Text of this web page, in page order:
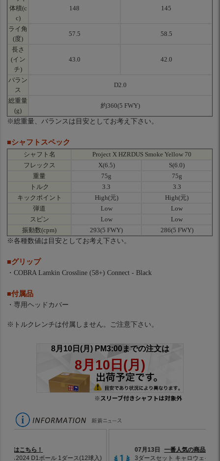
体積(c
c)
148 145
ライ角
(度)
57.5 58.5
長さ
(イン
チ)
43.0 42.0
バラン
ス
D2.0
総重量
(g)
約360(5 FWY)
※総重量、バランスは目安としてお考え下さい。
■シャフトスペック
シャフト名
Project X HZRDUS Smoke Yellow 70
フレックス
X(6.5)
S(6.0)
重量
75g
75g
トルク
3.3
3.3
キックポイント
High(元)
High(元)
弾道
Low
Low
スピン
Low
Low
振動数(cpm)
293(5 FWY)
286(5 FWY)
※各種数値は目安としてお考え下さい。
■グリップ
・COBRA Lamkin Crossline (58+) Connect - Black
■付属品
・専用ヘッドカバー
※トルクレンチは付属しません。ご注意下さい。
※スリーブ付きシャフトは対象外